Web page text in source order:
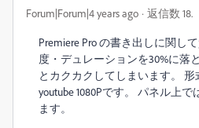
Forum|Forum|4 years ago 返信数 18.
Premiere Pro の書き出しに関し
度・デュレーションを30%に落
とカクカクしてしまいます。 形
youtube 1080Pです。 パネル上
ます。